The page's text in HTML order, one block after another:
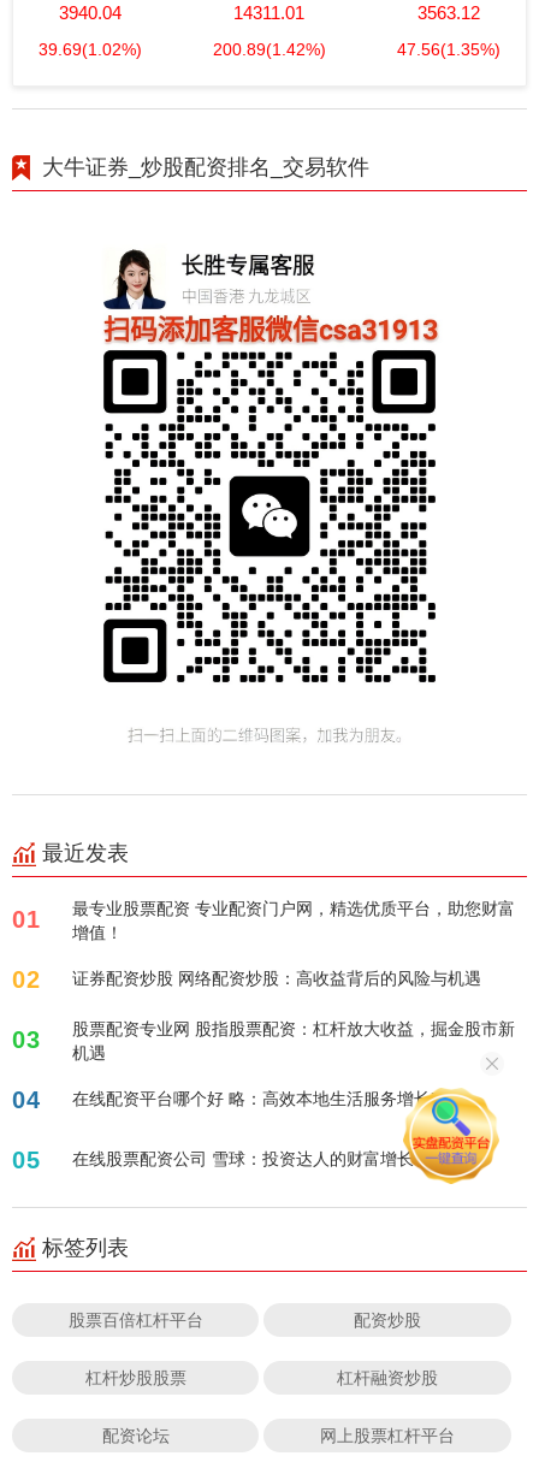
3940.04
39.69(1.02%)
14311.01
200.89(1.42%)
3563.12
47.56(1.35%)
大牛证券_炒股配资排名_交易软件
最近发表
01
最专业股票配资 专业配资门户网，精选优质平台，助您财富
增值！
02 证券配资炒股 网络配资炒股：高收益背后的风险与机遇
03
股票配资专业网 股指股票配资：杠杆放大收益，掘金股市新
机遇
04 在线配资平台哪个好 略：高效本地生活服务增长秘籍
05 在线股票配资公司 雪球：投资达人的财富增长秘籍
标签列表
股票百倍杠杆平台 配资炒股
杠杆炒股股票 杠杆融资炒股
配资论坛 网上股票杠杆平台